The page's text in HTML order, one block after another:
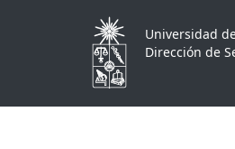
Universidad
Dirección de